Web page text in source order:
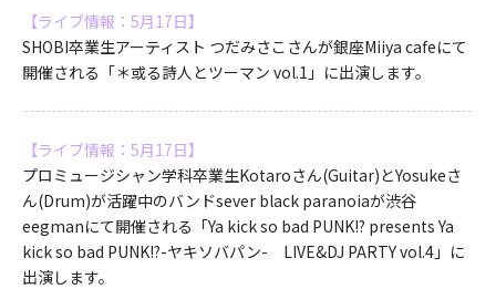
【ライブ情報：5月17日】
SHOBI卒業生アーティスト つだみさこさんが銀座Miiya cafeにて
開催される「＊或る詩人とツーマン vol.1」に出演します。
【ライブ情報：5月17日】
プロミュージシャン学科卒業生Kotaroさん(Guitar)とYosukeさ
ん(Drum)が活躍中のバンドsever black paranoiaが渋谷
eegmanにて開催される「Ya kick so bad PUNK!? presents Ya
kick so bad PUNK!?-ヤキソバパン- LIVE&DJ PARTY vol.4」に
出演します。